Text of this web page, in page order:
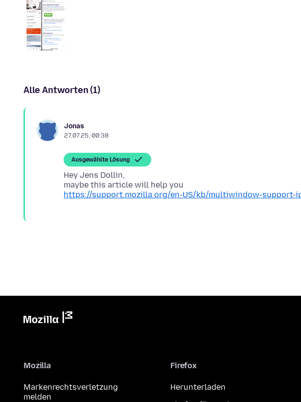
Alle Antworten (1)
Jonas
27.07.25, 00:38
Ausgewählte Lösung
Hey Jens Dollin,
https://support.mozilla.org/en-US/kb/multiwindow-support-
Mozilla
Markenrechtsverletzung
melden
Firefox
Herunterladen